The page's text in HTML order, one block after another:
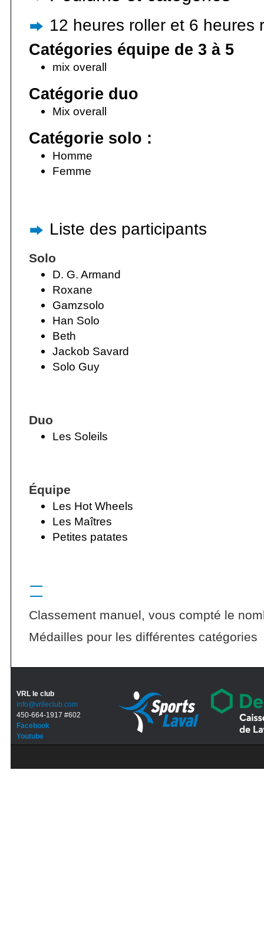
12 heures roller et 6 heures
Catégories équipe de 3 à 5
mix overall
Catégorie duo
Mix overall
Catégorie solo :
Homme
Femme
Liste des participants
Solo
D. G. Armand
Roxane
Gamzsolo
Han Solo
Beth
Jackob Savard
Solo Guy
Duo
Les Soleils
Équipe
Les Hot Wheels
Les Maîtres
Petites patates
Classement manuel, vous compté le
Médailles pour les différentes catégories
VRL le club
info@vrlleclub.com
450-664-1917 #602
Facebook
Youtube